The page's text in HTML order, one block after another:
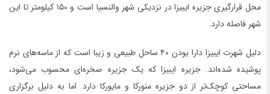
محل قرارگیری جزیره ایبیزا در نزدیکی شهر والنسیا است و ۱۵۰ کیلومتر تا این
شهر فاصله دارد.
دلیل شهرت ایبیزا دارا بودن ۴۰ ساحل طبیعی و زیبا است که از ماسه‌های نرم
پوشیده شده‌اند. جزیره ایبیزا که یک جزیره صخره‌ای محسوب می‌شود،
مساحتی کوچک‌تر از دو جزیره منورکا و مایورکا دارد. اما به دلیل برگزاری